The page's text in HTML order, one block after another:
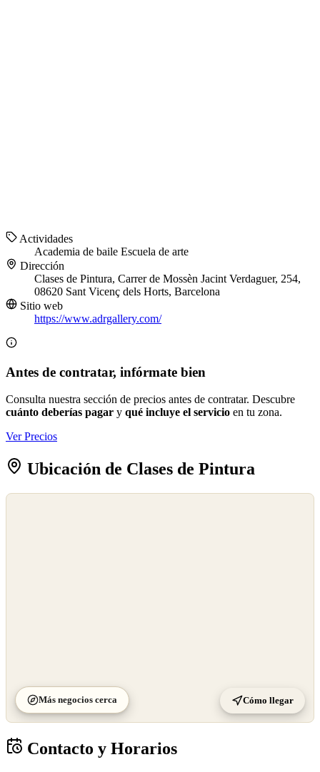
Actividades
Academia de baile Escuela de arte
Dirección
Clases de Pintura, Carrer de Mossèn Jacint Verdaguer, 254,
08620 Sant Vicenç dels Horts, Barcelona
Sitio web
https://www.adrgallery.com/
Antes de contratar, infórmate bien
Consulta nuestra sección de precios antes de contratar. Descubre
cuánto deberías pagar y qué incluye el servicio en tu zona.
Ver Precios
Ubicación de Clases de Pintura
Más negocios cerca Cómo llegar
Contacto y Horarios